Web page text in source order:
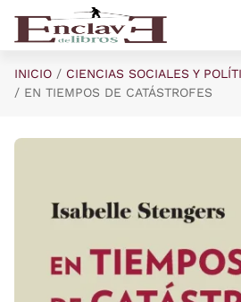
Saltar al contenido principal
INICIO CIENCIAS SOCIALES Y
EN TIEMPOS DE CATÁSTROFES